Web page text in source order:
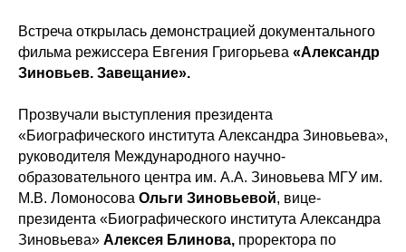
Встреча открылась демонстрацией документального
фильма режиссера Евгения Григорьева «Александр
Зиновьев. Завещание».
Прозвучали выступления президента
«Биографического института Александра Зиновьева»,
руководителя Международного научно-
образовательного центра им. А.А. Зиновьева МГУ им.
М.В. Ломоносова Ольги Зиновьевой, вице-
президента «Биографического института Александра
Зиновьева» Алексея Блинова, проректора по